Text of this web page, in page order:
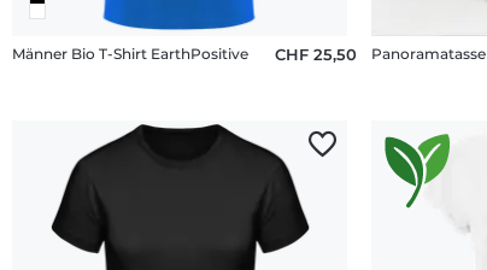
Männer Bio T-Shirt EarthPositive CHF 25,50 Panoramatasse